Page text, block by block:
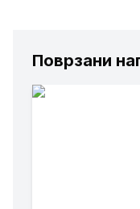
Поврзани